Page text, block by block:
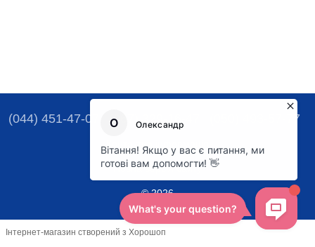
(044) 451-47-07 (067) 329-16-47 (050) 493-57-77
Контактна інформація
Повна версія сайту
© 2026
Інтернет-магазин створений з Хорошоп